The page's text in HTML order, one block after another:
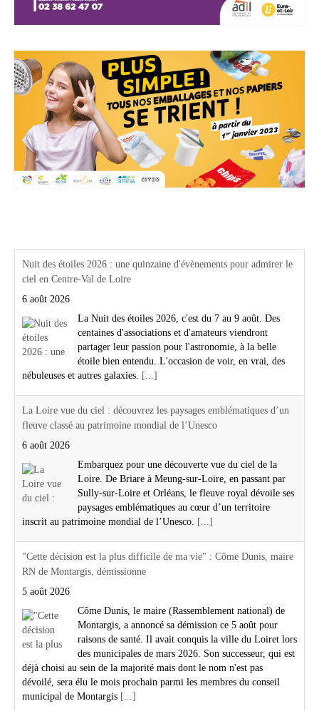
Nuit des étoiles 2026 : une quinzaine d'évènements pour admirer le
ciel en Centre-Val de Loire
6 août 2026
La Nuit des étoiles 2026, c'est du 7 au 9 août. Des
centaines d'associations et d'amateurs viendront
partager leur passion pour l'astronomie, à la belle
étoile bien entendu. L'occasion de voir, en vrai, des
nébuleuses et autres galaxies. [...]
La Loire vue du ciel : découvrez les paysages emblématiques d’un
fleuve classé au patrimoine mondial de l’Unesco
6 août 2026
Embarquez pour une découverte vue du ciel de la
Loire. De Briare à Meung-sur-Loire, en passant par
Sully-sur-Loire et Orléans, le fleuve royal dévoile ses
paysages emblématiques au cœur d’un territoire
inscrit au patrimoine mondial de l’Unesco. [...]
"Cette décision est la plus difficile de ma vie" : Côme Dunis, maire
RN de Montargis, démissionne
5 août 2026
Côme Dunis, le maire (Rassemblement national) de
Montargis, a annoncé sa démission ce 5 août pour
raisons de santé. Il avait conquis la ville du Loiret lors
des municipales de mars 2026. Son successeur, qui est
déjà choisi au sein de la majorité mais dont le nom n'est pas
dévoilé, sera élu le mois prochain parmi les membres du conseil
municipal de Montargis [...]